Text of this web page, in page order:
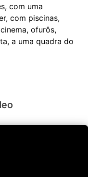
com uma
com piscinas,
ofurôs,
a uma quadra do